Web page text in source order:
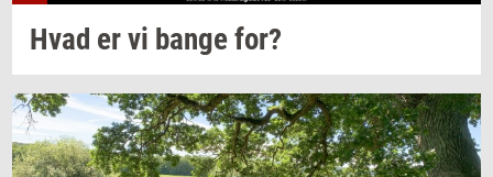
Hvad er vi bange for?